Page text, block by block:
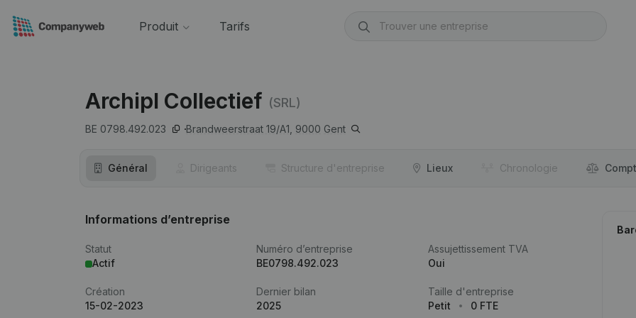
Produit Tarifs
Archipl Collectief (SRL)
BE 0798.492.023 Brandweerstraat 19/A1, 9000 Gent
Général Dirigeants Structure d'entreprise Lieux Chronologie
Informations d’entreprise
Statut
Actif
Numéro d’entreprise
BE0798.492.023
Assujettissement TVA
Oui
Création
15-02-2023
Dernier bilan
2025
Taille d'entreprise
Petit
0 FTE